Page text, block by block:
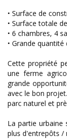
• Surface de
• Surface totale
• 6 chambres, 4
• Grande
Cette propriété
une ferme
grande
avec le bon
parc naturel et
La partie urbaine
plus d'entrepôts /